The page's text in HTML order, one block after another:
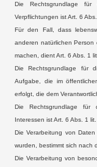
Die Rechtsgrundlage für
Verpflichtungen ist Art. 6
Für den Fall, dass
anderen natürlichen Person
machen, dient Art. 6 Abs. 1
Die Rechtsgrundlage für
Aufgabe, die im
erfolgt, die dem
Die Rechtsgrundlage für
Interessen ist Art. 6 Abs. 1 lit.
Die Verarbeitung von
wurden, bestimmt sich nach
Die Verarbeitung von